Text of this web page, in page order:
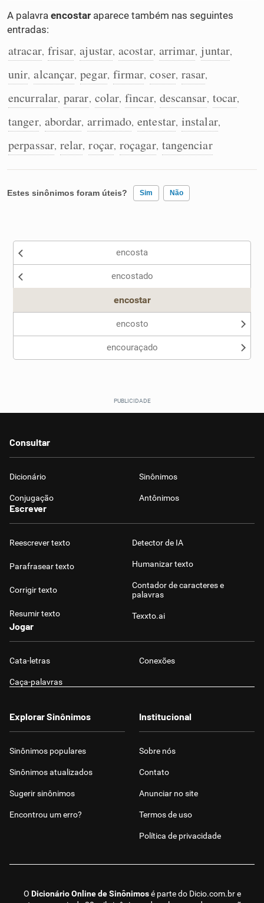
A palavra encostar aparece também nas seguintes
entradas:
atracar, frisar, ajustar, acostar, arrimar, juntar,
unir, alcançar, pegar, firmar, coser, rasar,
encurralar, parar, colar, fincar, descansar, tocar,
tanger, abordar, arrimado, entestar, instalar,
perpassar, relar, roçar, roçagar, tangenciar
Estes sinônimos foram úteis? Sim Não
Nenhum dos sinônimos apresentados me ajudou
encosta
encostado
encostar
encosto
encouraçado
Consultar
Dicionário Sinônimos
Conjugação Antônimos
Escrever
Reescrever texto
Parafrasear texto
Corrigir texto
Resumir texto
Detector de IA
Humanizar texto
Contador de caracteres e
palavras
Texxto.ai
Jogar
Cata-letras Conexões
Caça-palavras
O Dicionário Online de Sinônimosé parte do Dicio.com.bre
Explorar Sinônimos
Sinônimos populares
Sinônimos atualizados
Sugerir sinônimos
Encontrou um erro?
Institucional
Sobre nós
Contato
Anunciar no site
Termos de uso
Política de privacidade